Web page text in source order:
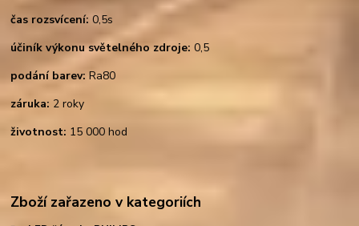
čas rozsvícení: 0,5s
účiník výkonu světelného zdroje: 0,5
podání barev: Ra80
záruka: 2 roky
životnost: 15 000 hod
Zboží zařazeno v kategoriích